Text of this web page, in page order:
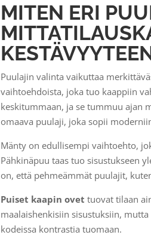
MITEN ERI
Puulajin valinta vaikuttaa
vaihtoehdoista, joka tuo kaappiin
keskitummaan, ja se tummuu ajan
omaava puulaji, joka sopii
Mänty on edullisempi vaihtoehto,
Pähkinäpuu taas tuo sisustukseen
on, että pehmeämmät puulajit,
Puiset kaapin ovet tuovat tilaan
maalaishenkisiin sisustuksiin,
kodeissa kontrastia tuomaan.